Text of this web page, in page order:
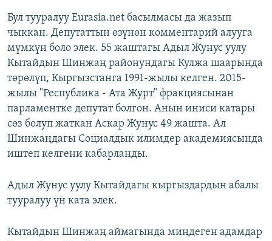
Бул тууралуу Eurasia.net басылмасы да жазып
чыккан. Депутаттын өзүнөн комментарий алууга
мүмкүн боло элек. 55 жаштагы Адыл Жунус уулу
Кытайдын Шинжаң районундагы Кулжа шаарында
төрөлүп, Кыргызстанга 1991-жылы келген. 2015-
жылы "Республика - Ата Журт" фракциясынан
парламентке депутат болгон. Анын иниси катары
сөз болуп жаткан Аскар Жунус 49 жашта. Ал
Шинжаңдагы Социалдык илимдер академиясында
иштеп келгени кабарланды.
Адыл Жунус уулу Кытайдагы кыргыздардын абалы
тууралуу үн ката элек.
Кытайдын Шинжаң аймагында миңдеген адамдар